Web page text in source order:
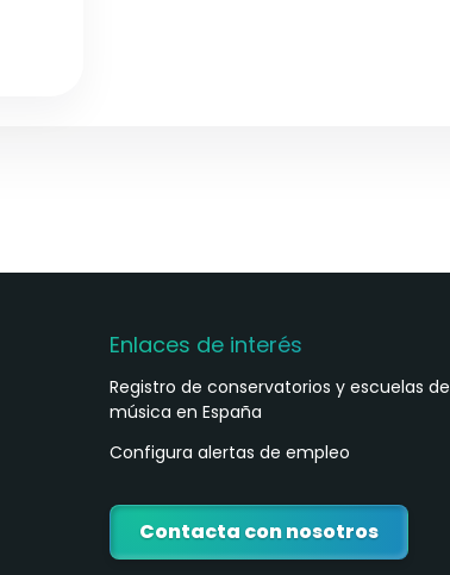
Enlaces de interés
Registro de conservatorios y escuelas de
música en España
Configura alertas de empleo
Contacta con nosotros